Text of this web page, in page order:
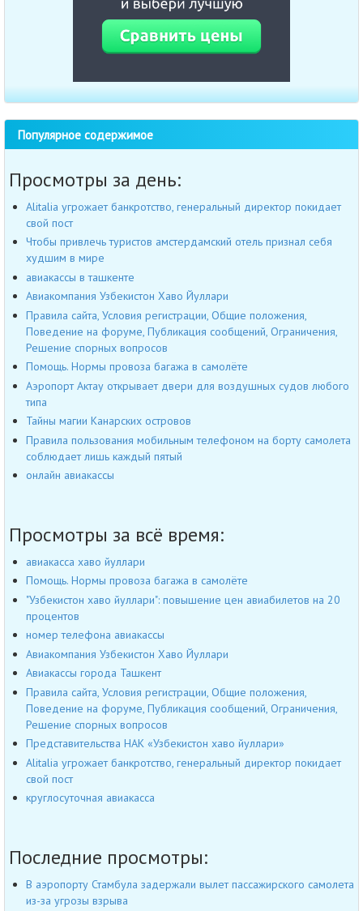
Популярное содержимое
Просмотры за день:
Alitalia угрожает банкротство, генеральный директор покидает
свой пост
Чтобы привлечь туристов амстердамский отель признал себя
худшим в мире
авиакассы в ташкенте
Авиакомпания Узбекистон Хаво Йуллари
Правила сайта, Условия регистрации, Общие положения,
Поведение на форуме, Публикация сообщений, Ограничения,
Решение спорных вопросов
Помощь. Нормы провоза багажа в самолёте
Аэропорт Актау открывает двери для воздушных судов любого
типа
Тайны магии Канарских островов
Правила пользования мобильным телефоном на борту самолета
соблюдает лишь каждый пятый
онлайн авиакассы
Просмотры за всё время:
авиакасса хаво йуллари
Помощь. Нормы провоза багажа в самолёте
"Узбекистон хаво йуллари": повышение цен авиабилетов на 20
процентов
номер телефона авиакассы
Авиакомпания Узбекистон Хаво Йуллари
Авиакассы города Ташкент
Правила сайта, Условия регистрации, Общие положения,
Поведение на форуме, Публикация сообщений, Ограничения,
Решение спорных вопросов
Представительства НАК «Узбекистон хаво йуллари»
Alitalia угрожает банкротство, генеральный директор покидает
свой пост
круглосуточная авиакасса
Последние просмотры:
В аэропорту Стамбула задержали вылет пассажирского самолета
из-за угрозы взрыва